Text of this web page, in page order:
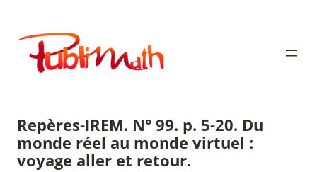
contenu
Publimath
Repères-IREM. N° 99. p. 5-20. Du
monde réel au monde virtuel :
voyage aller et retour.